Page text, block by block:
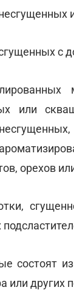
с
или
орехов
состоят
или других